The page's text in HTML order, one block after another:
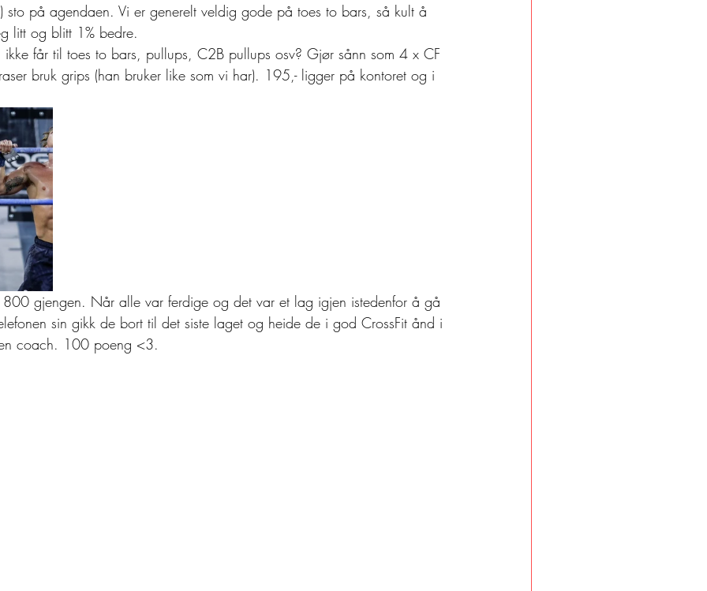
sto på agendaen. Vi er generelt veldig gode på toes to bars, så kult å
litt og blitt 1% bedre.
ikke får til toes to bars, pullups, C2B pullups osv? Gjør sånn som 4 x CF
bruk grips (han bruker like som vi har). 195,- ligger på kontoret og i
gjengen. Når alle var ferdige og det var et lag igjen istedenfor å gå
sin gikk de bort til det siste laget og heide de i god CrossFit ånd i
coach. 100 poeng <3.